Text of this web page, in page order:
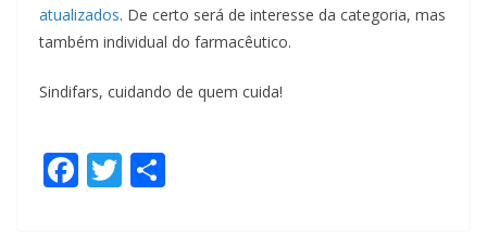
atualizados. De certo será de interesse da categoria, mas
também individual do farmacêutico.
Sindifars, cuidando de quem cuida!
F T